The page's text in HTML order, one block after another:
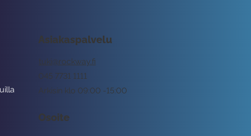
Asiakaspalvelu
tuki@rockway.fi
Arkisin klo 09:00 -15:00
045 7731 1111
Osoite